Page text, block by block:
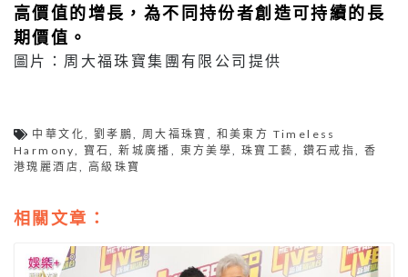
高價值的增⾧，為不同持份者創造可持續的⾧
期價值。
圖片：周大福珠寶集團有限公司提供
中華文化 劉孝鵬 周大福珠寶
和美東方 Timeless
Harmony
寶石 ,新城廣播 東方美學 ,珠寶工藝 鑽石戒指
香
港瑰麗酒店
高級珠寶
相關文章：